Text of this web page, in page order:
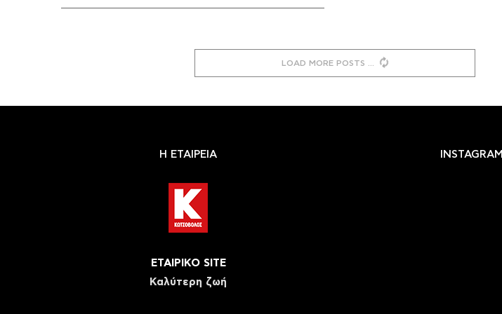
LOAD MORE POSTS
Η ΕΤΑΙΡΕΙΑ
ΕΤΑΙΡΙΚΟ SITE
Καλύτερη ζωή
INSTAGRAM